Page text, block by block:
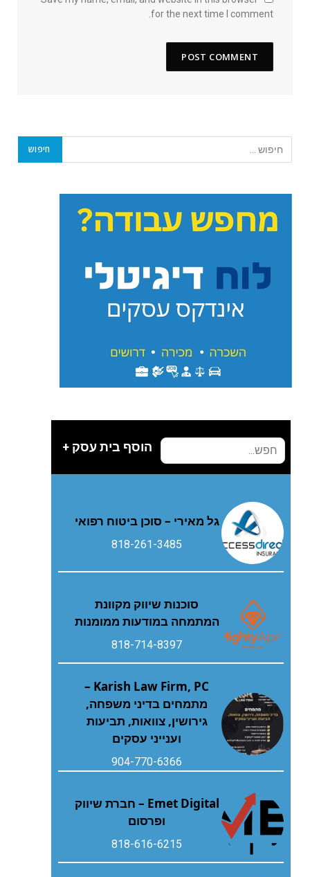
for the next time I comment.
הוסף בית עסק +
גל מאירי – סוכן ביטוח רפואי
818-261-3485
סוכנות שיווק מקוונת
המתמחה במודעות ממומנות
818-714-8397
Karish Law Firm, PC –
מתמחים בדיני משפחה,
גירושין, צוואות, תביעות
וענייני עסקים
904-770-6366
Emet Digital – חברת שיווק
ופרסום
818-616-6215